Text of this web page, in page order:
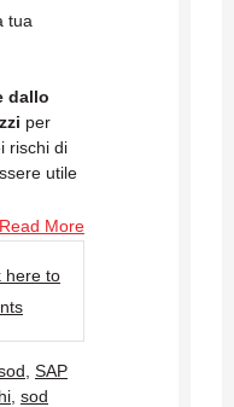
tua
dallo
per
rischi di
utile
Read More
here to
SAP
sod